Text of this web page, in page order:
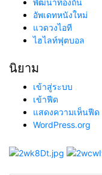
พัฒนาท้องถิ่น
อัพเดทหนังใหม่
แวดวงไอที
ไฮไลท์ฟุตบอล
นิยาม
เข้าสู่ระบบ
เข้าฟีด
แสดงความเห็นฟีด
WordPress.org